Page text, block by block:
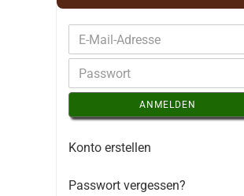
ANMELDEN
Konto erstellen
Passwort vergessen?